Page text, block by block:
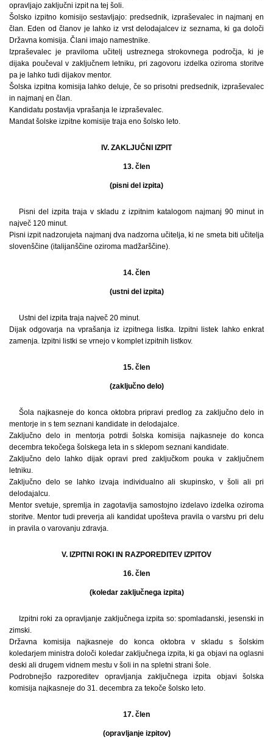
opravljajo zaključni izpit na tej šoli.
Šolsko izpitno komisijo sestavljajo: predsednik, izpraševalec in najmanj en
član. Eden od članov je lahko iz vrst delodajalcev iz seznama, ki ga določi
Državna komisija. Člani imajo namestnike.
Izpraševalec je praviloma učitelj ustreznega strokovnega področja, ki je
dijaka poučeval v zaključnem letniku, pri zagovoru izdelka oziroma storitve
pa je lahko tudi dijakov mentor.
Šolska izpitna komisija lahko deluje, če so prisotni predsednik, izpraševalec
in najmanj en član.
Kandidatu postavlja vprašanja le izpraševalec.
Mandat šolske izpitne komisije traja eno šolsko leto.
IV. ZAKLJUČNI IZPIT
13. člen
(pisni del izpita)
Pisni del izpita traja v skladu z izpitnim katalogom najmanj 90 minut in
največ 120 minut.
Pisni izpit nadzorujeta najmanj dva nadzorna učitelja, ki ne smeta biti učitelja
slovenščine (italijanščine oziroma madžarščine).
14. člen
(ustni del izpita)
Ustni del izpita traja največ 20 minut.
Dijak odgovarja na vprašanja iz izpitnega listka. Izpitni listek lahko enkrat
zamenja. Izpitni listki se vrnejo v komplet izpitnih listkov.
15. člen
(zaključno delo)
Šola najkasneje do konca oktobra pripravi predlog za zaključno delo in
mentorje in s tem seznani kandidate in delodajalce.
Zaključno delo in mentorja potrdi šolska komisija najkasneje do konca
decembra tekočega šolskega leta in s sklepom seznani kandidate.
Zaključno delo lahko dijak opravi pred zaključkom pouka v zaključnem
letniku.
Zaključno delo se lahko izvaja individualno ali skupinsko, v šoli ali pri
delodajalcu.
Mentor svetuje, spremlja in zagotavlja samostojno izdelavo izdelka oziroma
storitve. Mentor tudi preverja ali kandidat upošteva pravila o varstvu pri delu
in pravila o varovanju zdravja.
V. IZPITNI ROKI IN RAZPOREDITEV IZPITOV
16. člen
(koledar zaključnega izpita)
Izpitni roki za opravljanje zaključnega izpita so: spomladanski, jesenski in
zimski.
Državna komisija najkasneje do konca oktobra v skladu s šolskim
koledarjem ministra določi koledar zaključnega izpita, ki ga objavi na oglasni
deski ali drugem vidnem mestu v šoli in na spletni strani šole.
Podrobnejšo razporeditev opravljanja zaključnega izpita objavi šolska
komisija najkasneje do 31. decembra za tekoče šolsko leto.
17. člen
(opravljanje izpitov)